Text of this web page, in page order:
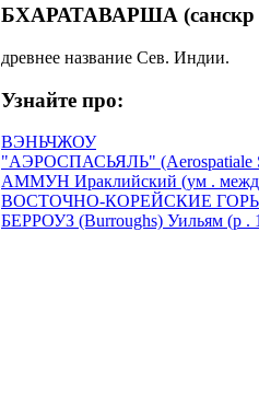
БХАРАТАВАРША (санскр .
древнее название Сев. Индии.
Узнайте про:
ВЭНЬЧЖОУ
"АЭРОСПАСЬЯЛЬ" (Aerospatiale
АММУН Ираклийский (ум .
ВОСТОЧНО-КОРЕЙСКИЕ
БЕРРОУЗ (Burroughs) Уильям (р .